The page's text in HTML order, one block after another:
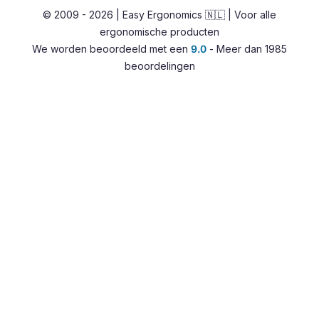
Zit-sta bureaus
© 2009 - 2026 | Easy Ergonomics 🇳🇱 | Voor alle
ergonomische producten
We worden beoordeeld met een 9.0 - Meer dan 1985
beoordelingen